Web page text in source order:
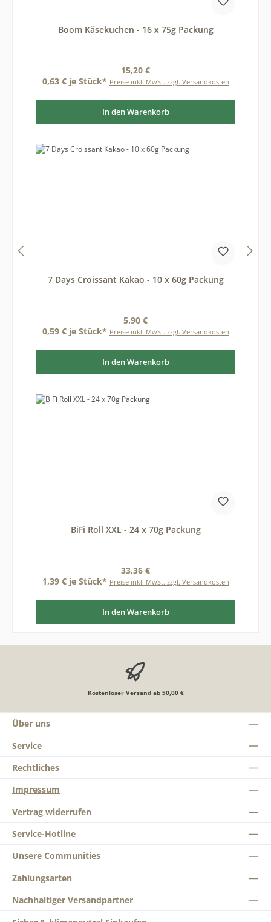
Boom Käsekuchen - 16 x 75g Packung
Regulärer Preis:
15,20 €
0,63 € je Stück* Preise inkl. MwSt. zzgl. Versandkosten
In den Warenkorb
7 Days Croissant Kakao - 10 x 60g Packung
Regulärer Preis:
5,90 €
0,59 € je Stück* Preise inkl. MwSt. zzgl. Versandkosten
In den Warenkorb
BiFi Roll XXL - 24 x 70g Packung
Regulärer Preis:
33,36 €
1,39 € je Stück* Preise inkl. MwSt. zzgl. Versandkosten
In den Warenkorb
Kostenloser Versand ab 50,00 €
Über uns
Service
Rechtliches
Impressum
Vertrag widerrufen
Service-Hotline
Unsere Communities
Zahlungsarten
Nachhaltiger Versandpartner